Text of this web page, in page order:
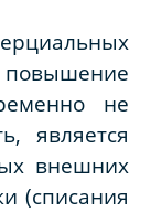
повышение
не
является
внешних
(списания